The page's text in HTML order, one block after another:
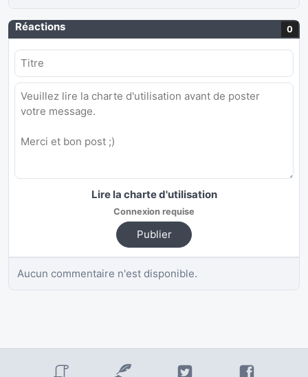
Réactions 0
Lire la charte d'utilisation
Connexion requise
Publier
Aucun commentaire n'est disponible.